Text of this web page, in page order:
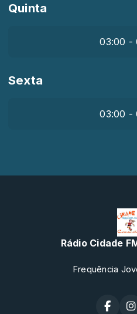
Quinta
03:00 -
Sexta
03:00 -
Rádio Cidade
Frequência